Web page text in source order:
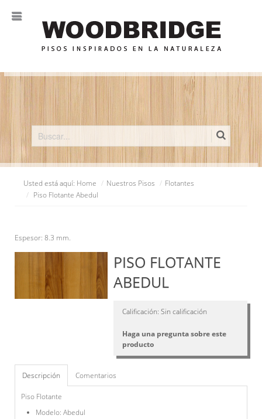
Usted está aquí: Home / Nuestros Pisos / Flotantes
/ Piso Flotante Abedul
Espesor: 8.3 mm.
PISO FLOTANTE
ABEDUL
Calificación: Sin calificación
Haga una pregunta sobre este
producto
Descripción Comentarios
Piso Flotante
Modelo: Abedul